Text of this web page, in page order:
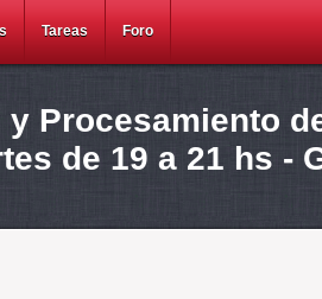
Tareas Foro
Procesamiento
de 19 a 21 hs -